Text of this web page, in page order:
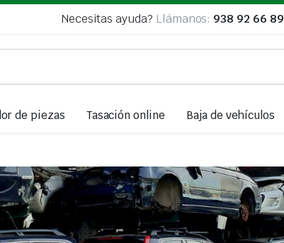
Necesitas ayuda? Llámanos: 938 92 66 89
de piezas Tasación online Baja de vehículos